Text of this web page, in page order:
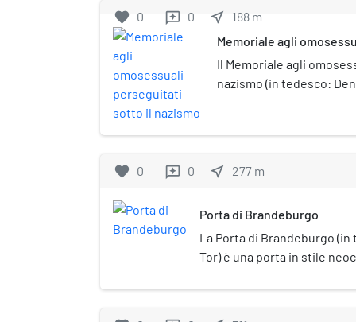
favorite 0 reviews 0 near_me 188 m
Memoriale agli
Il Memoriale agli
nazismo (in tedesco:
favorite 0 reviews 0 near_me 277 m
Porta di Brandeburgo
La Porta di Brandeburgo
Tor) è una porta in stile
quartiere di Mitte al